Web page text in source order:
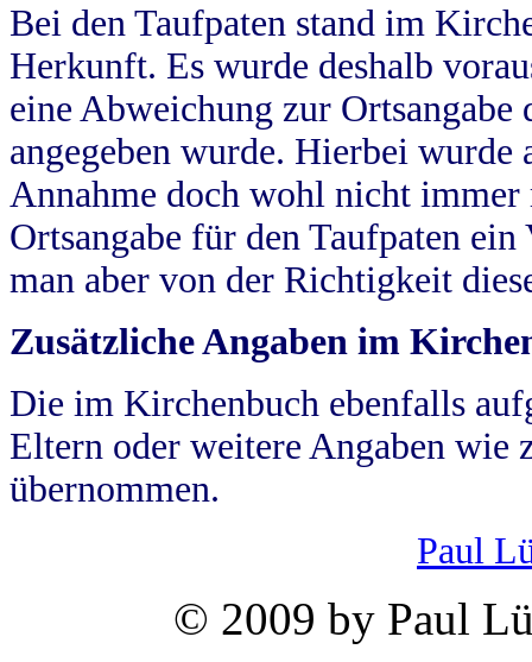
Bei den Taufpaten stand im
Herkunft. Es wurde deshalb
eine Abweichung zur
angegeben wurde. Hierbei wurde
Annahme doch wohl nicht
Ortsangabe für den Taufpaten
man aber von der Richtigkeit
Zusätzliche Angaben im
Die im Kirchenbuch ebenfalls
Eltern oder weitere Angaben wie
übernommen.
Paul
© 2009 by Paul